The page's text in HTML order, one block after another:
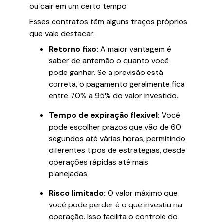
ou cair em um certo tempo.
Esses contratos têm alguns traços próprios
que vale destacar:
Retorno fixo: A maior vantagem é
saber de antemão o quanto você
pode ganhar. Se a previsão está
correta, o pagamento geralmente fica
entre 70% a 95% do valor investido.
Tempo de expiração flexível: Você
pode escolher prazos que vão de 60
segundos até várias horas, permitindo
diferentes tipos de estratégias, desde
operações rápidas até mais
planejadas.
Risco limitado: O valor máximo que
você pode perder é o que investiu na
operação. Isso facilita o controle do